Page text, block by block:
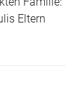
Eltern